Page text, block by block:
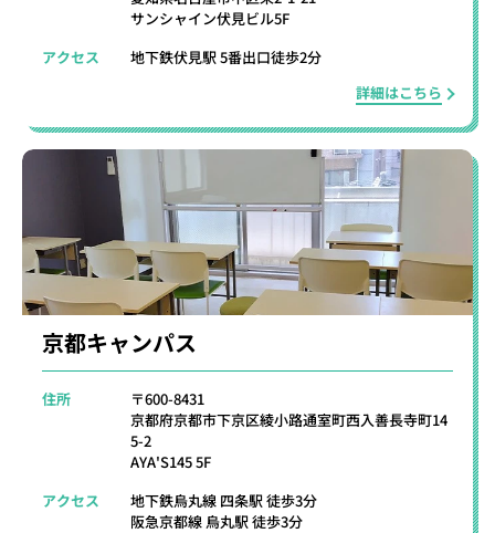
サンシャイン伏見ビル5F
アクセス
地下鉄伏見駅 5番出口徒歩2分
詳細はこちら
京都キャンパス
住所
〒600-8431
京都府京都市下京区綾小路通室町西入善長寺町14
5-2
AYA'S145 5F
アクセス
地下鉄烏丸線 四条駅 徒歩3分
阪急京都線 烏丸駅 徒歩3分